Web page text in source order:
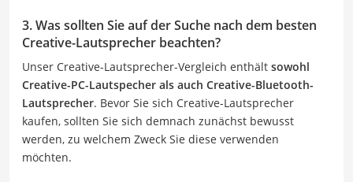
3. Was sollten Sie auf der Suche nach dem besten
Creative-Lautsprecher beachten?
Unser Creative-Lautsprecher-Vergleich enthält sowohl
Creative-PC-Lautspecher als auch Creative-Bluetooth-
Lautsprecher. Bevor Sie sich Creative-Lautsprecher
kaufen, sollten Sie sich demnach zunächst bewusst
werden, zu welchem Zweck Sie diese verwenden
möchten.